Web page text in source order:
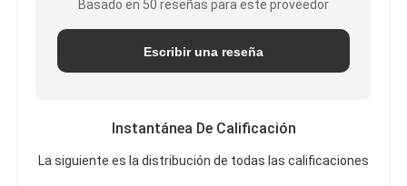
Basado en 50 reseñas para este proveedor
Escribir una reseña
Instantánea De Calificación
La siguiente es la distribución de todas las calificaciones